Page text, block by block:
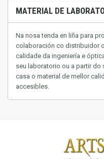
MATERIAL DE
Na nosa tenda en liña para
colaboración co distribuidor
calidade da ingeniería e
seu laboratorio ou a partir
casa o material de mellor
accesibles.